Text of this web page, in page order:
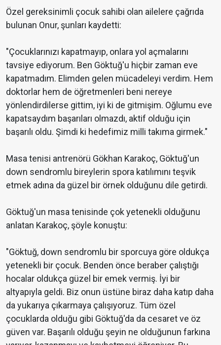
Özel gereksinimli çocuk sahibi olan ailelere çağrıda
bulunan Onur, şunları kaydetti:
"Çocuklarınızı kapatmayıp, onlara yol açmalarını
tavsiye ediyorum. Ben Göktuğ'u hiçbir zaman eve
kapatmadım. Elimden gelen mücadeleyi verdim. Hem
doktorlar hem de öğretmenleri beni nereye
yönlendirdilerse gittim, iyi ki de gitmişim. Oğlumu eve
kapatsaydım başarıları olmazdı, aktif olduğu için
başarılı oldu. Şimdi ki hedefimiz milli takıma girmek."
Masa tenisi antrenörü Gökhan Karakoç, Göktuğ'un
down sendromlu bireylerin spora katılımını teşvik
etmek adına da güzel bir örnek olduğunu dile getirdi.
Göktuğ'un masa tenisinde çok yetenekli olduğunu
anlatan Karakoç, şöyle konuştu:
"Göktuğ, down sendromlu bir sporcuya göre oldukça
yetenekli bir çocuk. Benden önce beraber çalıştığı
hocalar oldukça güzel bir emek vermiş. İyi bir
altyapıyla geldi. Biz onun üstüne biraz daha katıp daha
da yukarıya çıkarmaya çalışıyoruz. Tüm özel
çocuklarda olduğu gibi Göktuğ'da da cesaret ve öz
güven var. Başarılı olduğu şeyin ne olduğunun farkına